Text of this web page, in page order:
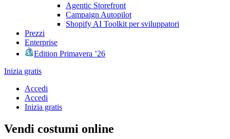
Agentic Storefront
Campaign Autopilot
Shopify AI Toolkit per sviluppatori
Prezzi
Enterprise
Edition Primavera ’26
Inizia gratis
Accedi
Accedi
Inizia gratis
Vendi costumi online